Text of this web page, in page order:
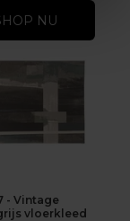
NU
- Vintage
vloerkleed